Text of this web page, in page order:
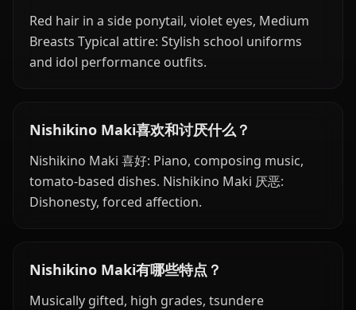
Red hair in a side ponytail, violet eyes, Medium
Breasts Typical attire: Stylish school uniforms
and idol performance outfits.
Nishikino Maki喜欢和讨厌什么？
Nishikino Maki 喜好: Piano, composing music,
tomato-based dishes. Nishikino Maki 厌恶:
Dishonesty, forced affection.
Nishikino Maki有哪些特点？
Musically gifted, high grades, tsundere